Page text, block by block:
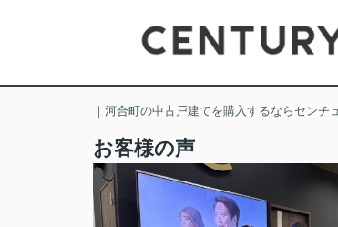
｜河合町の中古戸建てを購入するならセンチ
お客様の声